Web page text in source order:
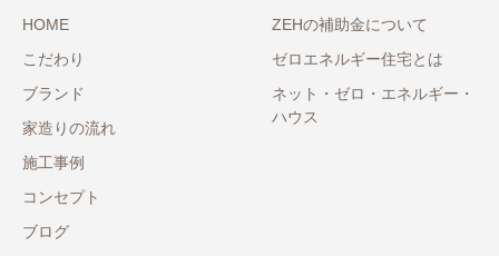
HOME
こだわり
ブランド
家造りの流れ
施工事例
コンセプト
ブログ
ZEHの補助金について
ゼロエネルギー住宅とは
ネット・ゼロ・エネルギー・
ハウス